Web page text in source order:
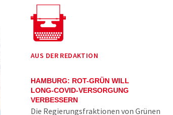
AUS DER REDAKTION
HAMBURG: ROT-GRÜN WILL
LONG-COVID-VERSORGUNG
VERBESSERN
Die Regierungsfraktionen von Grünen